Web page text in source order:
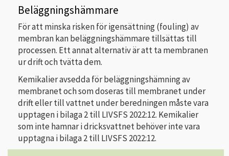
Beläggningshämmare
För att minska risken för igensättning (fouling) av
membran kan beläggningshämmare tillsättas till
processen. Ett annat alternativ är att ta membranen
ur drift och tvätta dem.
Kemikalier avsedda för beläggningshämning av
membranet och som doseras till membranet under
drift eller till vattnet under beredningen måste vara
upptagen i bilaga 2 till LIVSFS 2022:12. Kemikalier
som inte hamnar i dricksvattnet behöver inte vara
upptagna i bilaga 2 till LIVSFS 2022:12.